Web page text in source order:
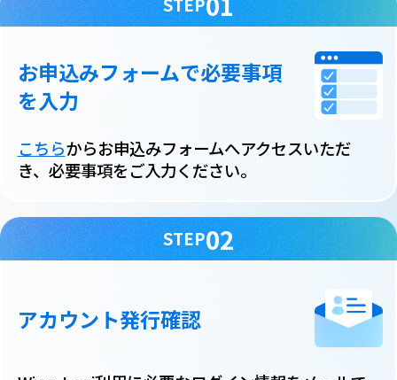
STEP
お申込みフォームで必要事項
を入力
こちらからお申込みフォームへアクセスいただ
き、必要事項をご入力ください。
STEP02
アカウント発行確認